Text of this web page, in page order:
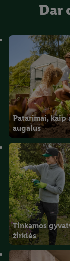
Dar
Patarimai, kaip
augalus
Tinkamos
žirklės